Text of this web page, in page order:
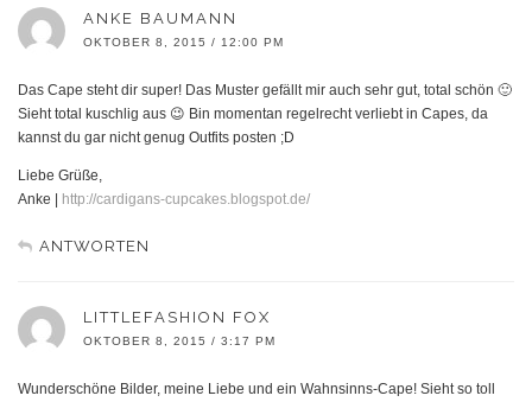
ANKE BAUMANN
OKTOBER 8, 2015 / 12:00 PM
Das Cape steht dir super! Das Muster gefällt mir auch sehr gut, total schön 🙂
Sieht total kuschlig aus 😉 Bin momentan regelrecht verliebt in Capes, da
kannst du gar nicht genug Outfits posten ;D
Liebe Grüße,
Anke | http://cardigans-cupcakes.blogspot.de/
ANTWORTEN
LITTLEFASHION FOX
OKTOBER 8, 2015 / 3:17 PM
Wunderschöne Bilder, meine Liebe und ein Wahnsinns-Cape! Sieht so toll